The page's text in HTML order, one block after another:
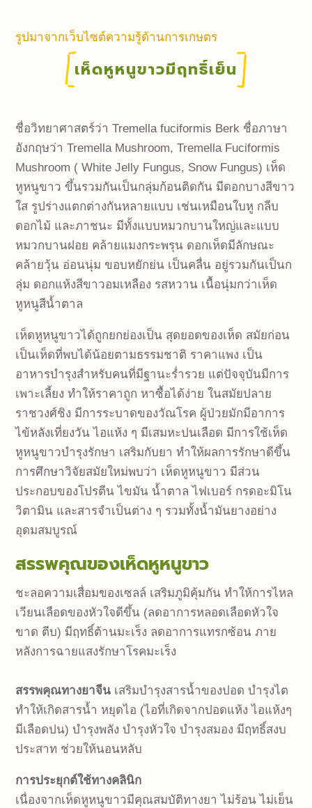
รูปมาจากเว็บไซต์ความรู้ด้านการเกษตร
เห็ดหูหนูขาวมีฤทธิ์เย็น
ชื่อวิทยาศาสตร์ว่า Tremella fuciformis Berk ชื่อภาษา
อังกฤษว่า Tremella Mushroom, Tremella Fuciformis
Mushroom ( White Jelly Fungus, Snow Fungus) เห็ด
หูหนูขาว ขึ้นรวมกันเป็นกลุ่มก้อนติดกัน มีดอกบางสีขาว
ใส รูปร่างแตกต่างกันหลายแบบ เช่นเหมือนใบหู กลีบ
ดอกไม้ และภาชนะ มีทั้งแบบหมวกบานใหญ่และแบบ
หมวกบานฝอย คล้ายแมงกระพรุน ดอกเห็ดมีลักษณะ
คล้ายวุ้น อ่อนนุ่ม ขอบหยักย่น เป็นคลื่น อยู่รวมกันเป็นก
ลุ่ม ดอกแห้งสีขาวอมเหลือง รสหวาน เนื้อนุ่มกว่าเห็ด
หูหนูสีน้ำตาล
เห็ดหูหนูขาวได้ถูกยกย่องเป็น สุดยอดของเห็ด สมัยก่อน
เป็นเห็ดที่พบได้น้อยตามธรรมชาติ ราคาแพง เป็น
อาหารบำรุงสำหรับคนที่มีฐานะร่ำรวย แต่ปัจจุบันมีการ
เพาะเลี้ยง ทำให้ราคาถูก หาซื้อได้ง่าย ในสมัยปลาย
ราชวงศ์ชิง มีการระบาดของวัณโรค ผู้ป่วยมักมีอาการ
ไข้หลังเที่ยงวัน ไอแห้ง ๆ มีเสมหะปนเลือด มีการใช้เห็ด
หูหนูขาวบำรุงรักษา เสริมกับยา ทำให้ผลการรักษาดีขึ้น
การศึกษาวิจัยสมัยใหม่พบว่า เห็ดหูหนูขาว มีส่วน
ประกอบของโปรตีน ไขมัน น้ำตาล ไฟเบอร์ กรดอะมิโน
วิตามิน และสารจำเป็นต่าง ๆ รวมทั้งน้ำมันยางอย่าง
อุดมสมบูรณ์
สรรพคุณของเห็ดหูหนูขาว
ชะลอความเสื่อมของเซลล์ เสริมภูมิคุ้มกัน ทำให้การไหล
เวียนเลือดของหัวใจดีขึ้น (ลดอาการหลอดเลือดหัวใจ
ขาด ตีบ) มีฤทธิ์ต้านมะเร็ง ลดอาการแทรกซ้อน ภาย
หลังการฉายแสงรักษาโรคมะเร็ง
สรรพคุณทางยาจีน เสริมบำรุงสารน้ำของปอด บำรุงไต
ทำให้เกิดสารน้ำ หยุดไอ (ไอที่เกิดจากปอดแห้ง ไอแห้งๆ
มีเลือดปน) บำรุงพลัง บำรุงหัวใจ บำรุงสมอง มีฤทธิ์สงบ
ประสาท ช่วยให้นอนหลับ
การประยุกต์ใช้ทางคลินิก
เนื่องจากเห็ดหูหนูขาวมีคุณสมบัติทางยา ไม่ร้อน ไม่เย็น